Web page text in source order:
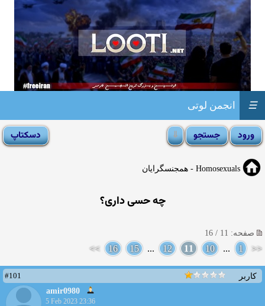
انجمن لوتی ☰
Homosexuals - همجنسگرایان
چه حسی داری؟
صفحه: 11 / 16
<<
1
...
10
11
12
...
15
16
>>
کاربر
#101
amir0980
5 Feb 2023 23:36